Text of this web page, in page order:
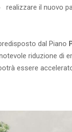
realizzare il nuovo
dal Piano
riduzione di
essere